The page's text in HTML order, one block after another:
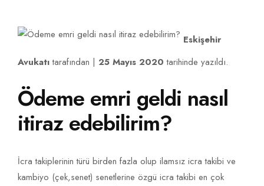
Eskişehir
Avukatıtarafından | 25 Mayıs 2020 tarihinde yazıldı.
Ödeme emri geldi nasıl
itiraz edebilirim?
İcra takiplerinin türü birden fazla olup ilamsız icra takibi ve
kambiyo (çek,senet) senetlerine özgü icra takibi en çok